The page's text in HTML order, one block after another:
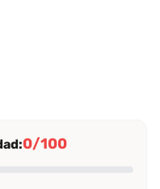
0/100